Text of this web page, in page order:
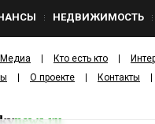
НЕДВИЖИМОСТЬ
Медиа Кто есть кто
О проекте Контакты
kvnews.ru